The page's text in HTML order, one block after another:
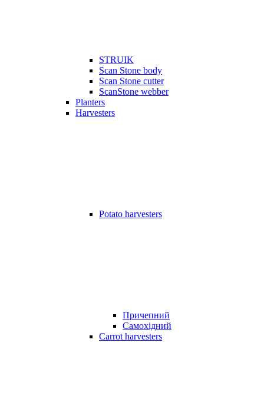
STRUIK
Scan Stone body
Scan Stone cutter
ScanStone webber
Planters
Harvesters
Potato harvesters
Причепний
Самохідний
Carrot harvesters